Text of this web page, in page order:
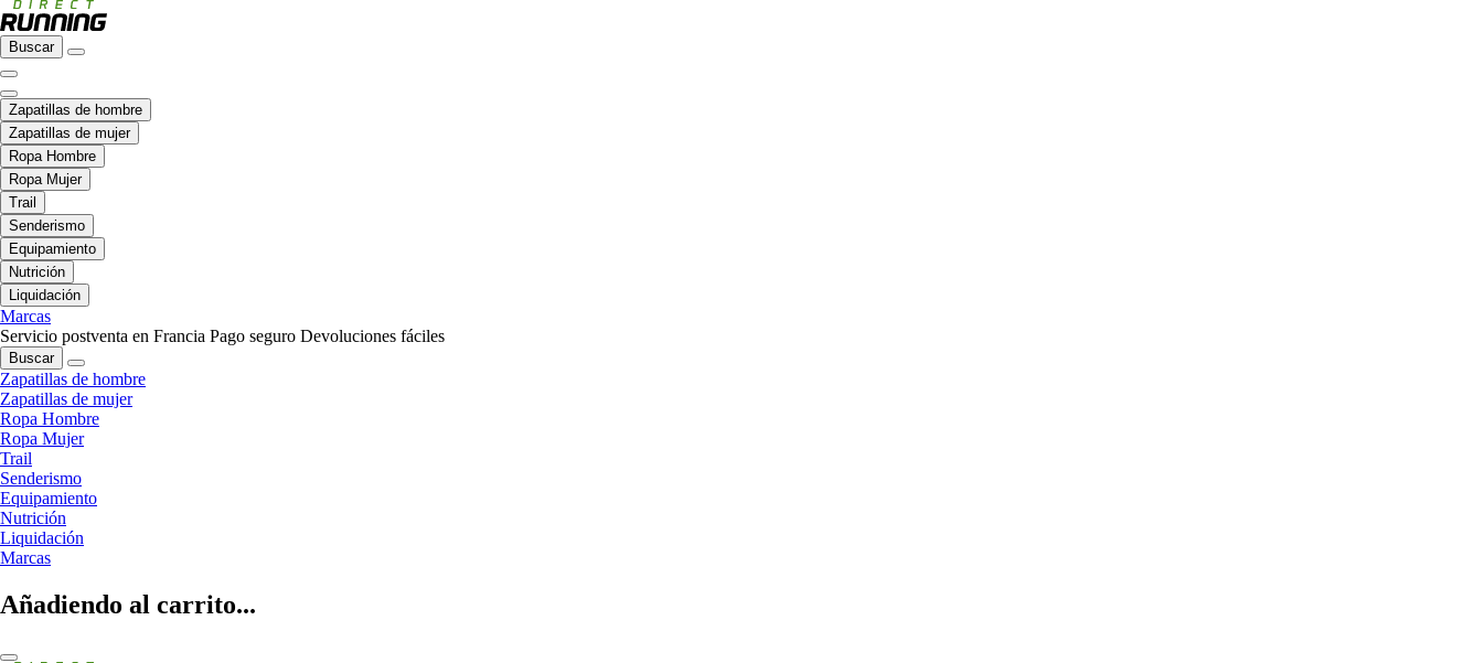
Buscar
Zapatillas de hombre
Zapatillas de mujer
Ropa Hombre
Ropa Mujer
Trail
Senderismo
Equipamiento
Nutrición
Liquidación
Marcas
Servicio postventa en Francia Pago seguro Devoluciones fáciles
Buscar
Zapatillas de hombre
Zapatillas de mujer
Ropa Hombre
Ropa Mujer
Trail
Senderismo
Equipamiento
Nutrición
Liquidación
Marcas
Añadiendo al carrito...